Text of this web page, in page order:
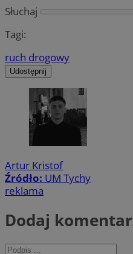
Słuchaj
Tagi:
ruch drogowy
Udostępnij
Artur Kristof
Źródło: UM Tychy
reklama
Dodaj